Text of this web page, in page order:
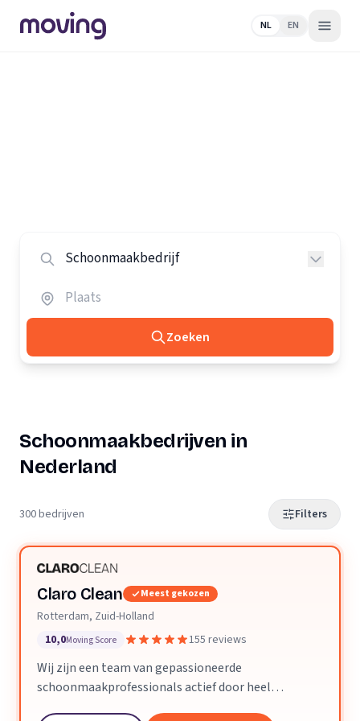
NL EN
Zoeken
Schoonmaakbedrijven in
Nederland
300 bedrijven Filters
Claro Clean Meest gekozen
Rotterdam, Zuid-Holland
10,0Moving Score 155 reviews
Wij zijn een team van gepassioneerde
schoonmaakprofessionals actief door heel